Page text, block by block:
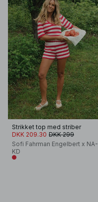
Strikket top med striber
DKK 209.30 DKK 299
Sofi Fahrman Engelbert x NA-
KD